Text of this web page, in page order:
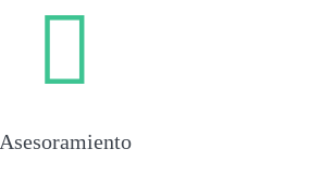
Asesoramiento